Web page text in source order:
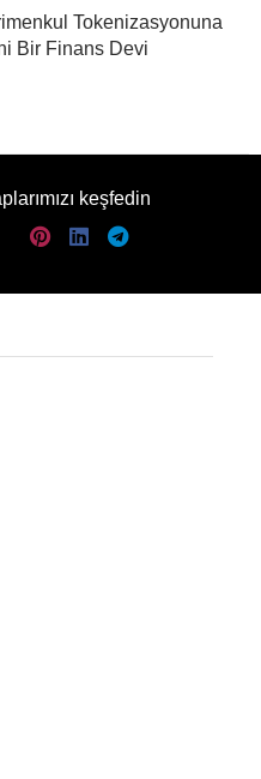
Tokenizasyonuna
Bir Finans Devi
keşfedin